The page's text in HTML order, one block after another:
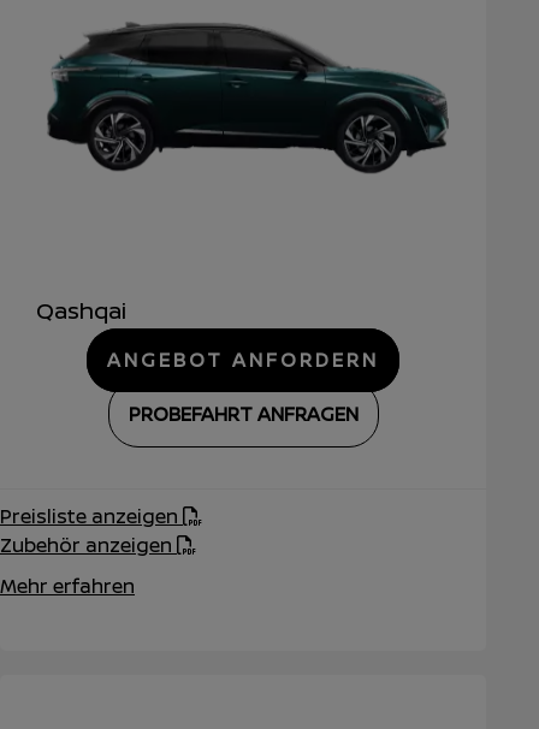
Qashqai
ANGEBOT ANFORDERN
PROBEFAHRT ANFRAGEN
Preisliste anzeigen
Zubehör anzeigen
Mehr erfahren